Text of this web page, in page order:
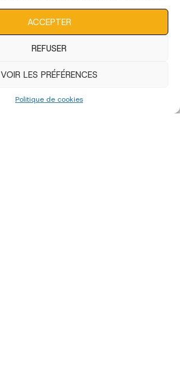
ACCEPTER
REFUSER
VOIR LES PRÉFÉRENCES
Politique de cookies